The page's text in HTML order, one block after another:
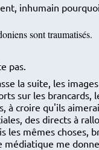
inhumain pourquoi
sont traumatisés.
pas.
la suite, les
sur les brancards,
à croire qu'ils
des directs à
les mêmes choses,
me